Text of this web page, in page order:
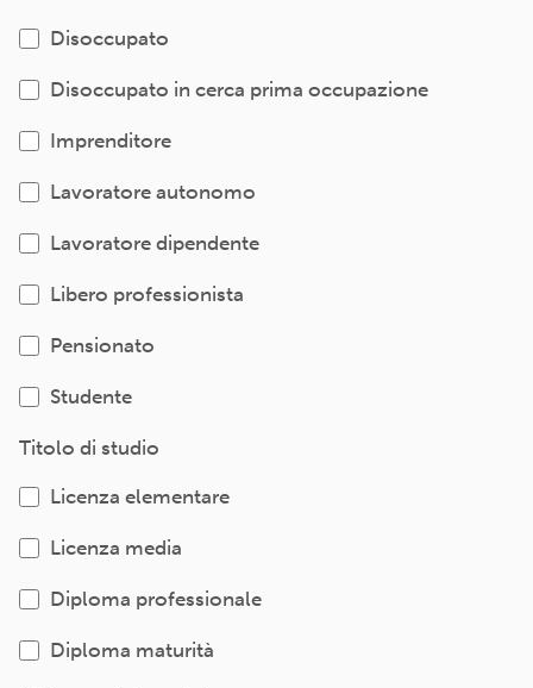
Disoccupato
Disoccupato in cerca prima occupazione
Imprenditore
Lavoratore autonomo
Lavoratore dipendente
Libero professionista
Pensionato
Studente
Titolo di studio
Licenza elementare
Licenza media
Diploma professionale
Diploma maturità